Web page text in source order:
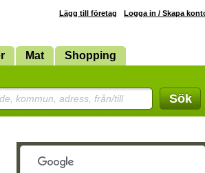
Lägg till företag Logga in / Skapa
Mat Shopping
kommun, adress, från/till Sök